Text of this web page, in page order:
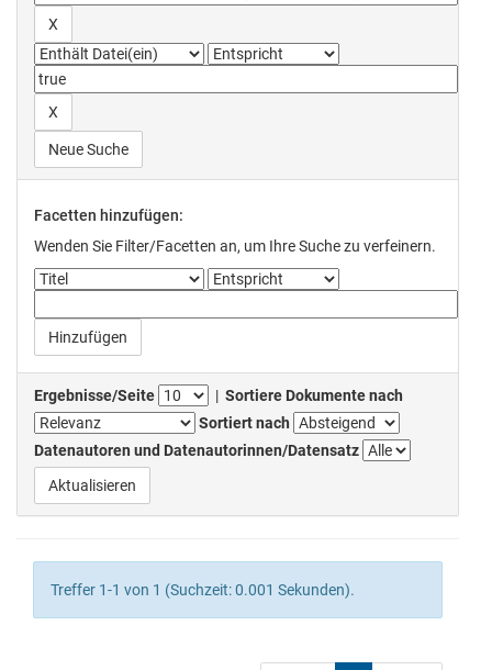
Neue Suche
Facetten hinzufügen:
Wenden Sie Filter/Facetten an, um Ihre Suche zu verfeinern.
Ergebnisse/Seite | Sortiere Dokumente nach
Sortiert nach
Datenautoren und Datenautorinnen/Datensatz
Treffer 1-1 von 1 (Suchzeit: 0.001 Sekunden).